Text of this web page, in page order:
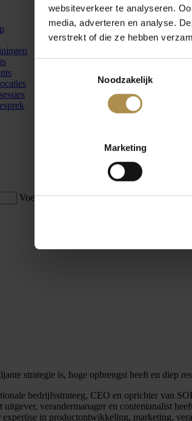
websiteverkeer te analyseren.
media, adverteren en analyse.
verstrekt of die ze hebben
Noodzakelijk
Marketing
Voer een zoekterm in:
strategie is, hoge opbrengst heeft en diep
bedrijfsstrateeg, CEO en oprichter van
uitgever, verandermanager en contentanalist
expertise in productontwikkeling, marketing,